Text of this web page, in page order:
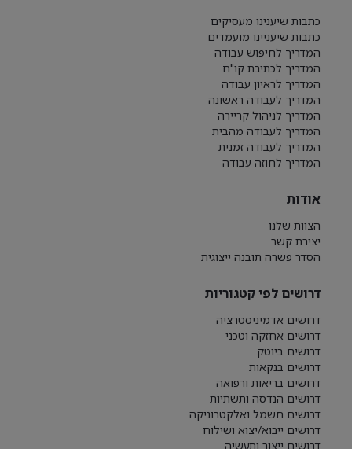
כתבות שיענינו מעסיקים
כתבות שיעניינו מועמדים
המדריך לחיפוש עבודה
המדריך לכתיבת קו"ח
המדריך לראיון עבודה
המדריך לעבודה ראשונה
המדריך לניהול קריירה
המדריך לעבודה מהבית
המדריך לעבודה זמנית
המדריך לחוזה עבודה
אודות
הצוות שלנו
יצירת קשר
הסדר פשרה תובנה ייצוגית
דרושים לפי קטגוריות
דרושים אדמיניסטרציה
דרושים אחזקה וטכני
דרושים ביוטק
דרושים בנקאות
דרושים בריאות ורפואה
דרושים הנדסה ותשתיות
דרושים חשמל ואלקטרוניקה
דרושים ייבוא/יצוא ושילוח
דרושים ייצור ותעשיה